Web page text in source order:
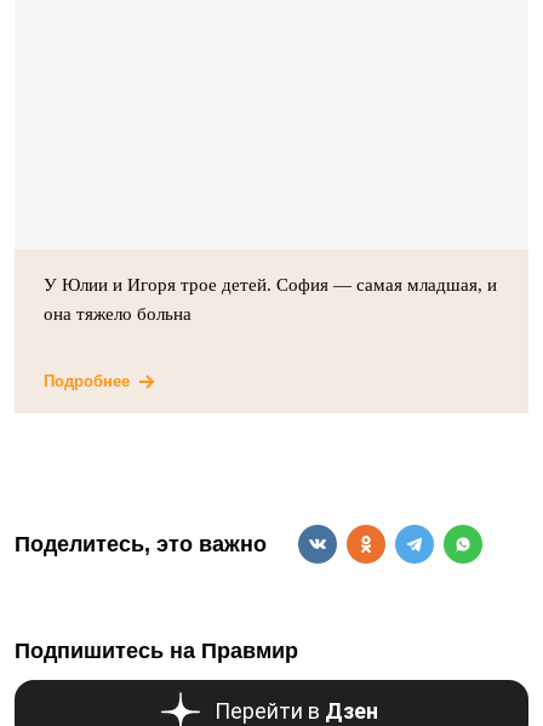
У Юлии и Игоря трое детей. София — самая младшая, и
она тяжело больна
Подробнее
Поделитесь, это важно
Подпишитесь на Правмир
Перейти в Дзен